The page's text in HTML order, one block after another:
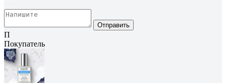
Отправить
П
Покупатель